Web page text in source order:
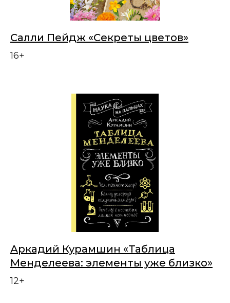
Салли Пейдж «Секреты цветов»
16+
Аркадий Курамшин «Таблица
Менделеева: элементы уже близко»
12+